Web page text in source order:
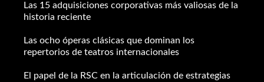
Las 15 adquisiciones corporativas más valiosas de la
historia reciente
Las ocho óperas clásicas que dominan los
repertorios de teatros internacionales
El papel de la RSC en la articulación de estrategias